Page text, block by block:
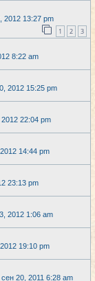
2012 13:27 pm
1 2 3
8:22 am
2012 15:25 pm
22:04 pm
14:44 pm
23:13 pm
2012 1:06 am
19:10 pm
сен 20, 2011 6:28 am